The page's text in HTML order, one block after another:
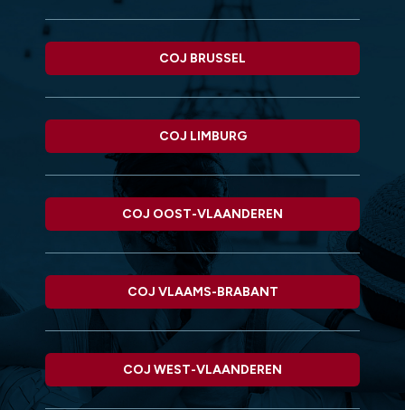
COJ BRUSSEL
COJ LIMBURG
COJ OOST-VLAANDEREN
COJ VLAAMS-BRABANT
COJ WEST-VLAANDEREN